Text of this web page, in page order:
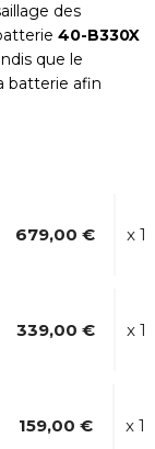
des
40-B330X
que le
batterie afin
679,00 € x 1
339,00 € x 1
159,00 € x 1